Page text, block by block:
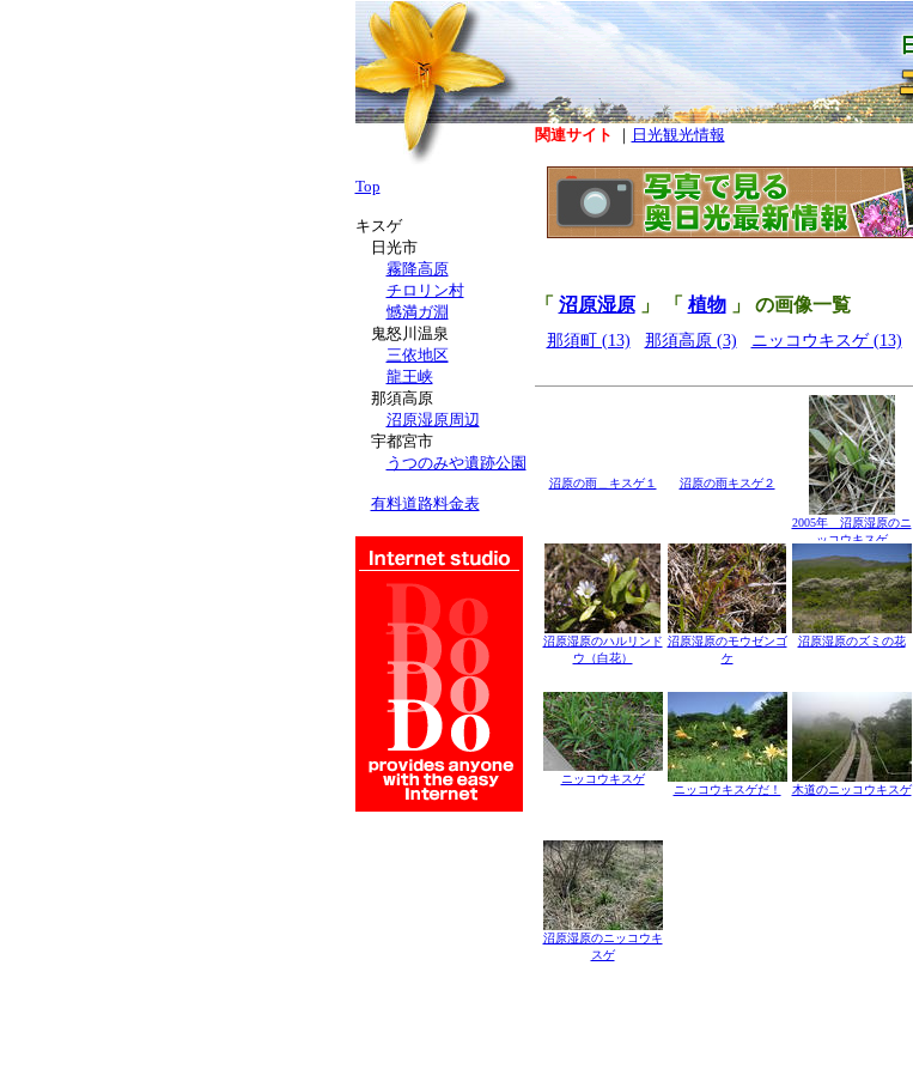
関連サイト ｜ 日光観光情報
「 沼原湿原」 「 植物」 の画像一覧
那須町 (13) 那須高原 (3) ニッコウキスゲ (13)
沼原の雨＿キスゲ１ 沼原の雨キスゲ２
2005年 沼原湿原のニ
ッコウキスゲ
沼原湿原のハルリンド
ウ（白花）
沼原湿原のモウゼンゴ
ケ
沼原湿原のズミの花
ニッコウキスゲ
ニッコウキスゲだ！
木道のニッコウキスゲ
沼原湿原のニッコウキ
スゲ
Top
キスゲ
日光市
霧降高原
チロリン村
憾満ガ淵
鬼怒川温泉
三依地区
龍王峡
那須高原
沼原湿原周辺
宇都宮市
うつのみや遺跡公園
有料道路料金表